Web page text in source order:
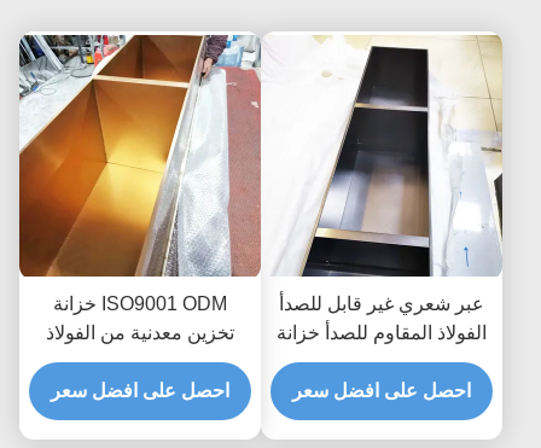
عبر شعري غير قابل للصدأ
الفولاذ المقاوم للصدأ خزانة
تخزين الرف PVD تصفيح
التيتانيوم
احصل على افضل سعر
ISO9001 ODM خزانة
تخزين معدنية من الفولاذ
المقاوم للصدأ خزانة حائط
مدمجة في منافذ من الفولاذ
المقاوم للصدأ Alcove
احصل على افضل سعر